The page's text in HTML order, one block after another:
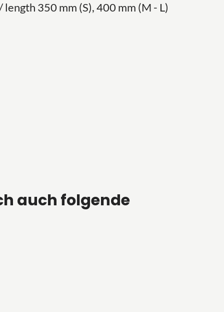
350 mm (S), 400 mm (M - L)
auch folgende